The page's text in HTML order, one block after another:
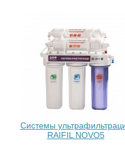
Системы
RAIFIL NOVO5